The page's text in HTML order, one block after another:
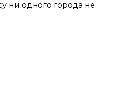
ни одного города не